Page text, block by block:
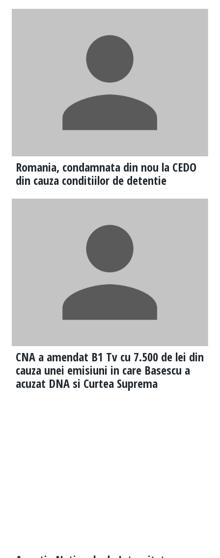
Romania, condamnata din nou la CEDO
din cauza conditiilor de detentie
CNA a amendat B1 Tv cu 7.500 de lei din
cauza unei emisiuni in care Basescu a
acuzat DNA si Curtea Suprema